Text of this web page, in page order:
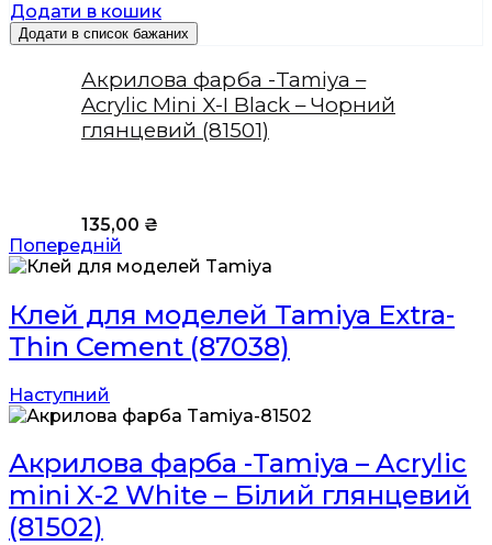
Додати в кошик
Додати в список бажаних
Акрилова фарба -Tamiya –
Acrylic Mini X-I Black – Чорний
глянцевий (81501)
135,00 ₴
Попередній
Клей для моделей Tamiya Extra-
Thin Cement (87038)
Наступний
Акрилова фарба -Tamiya – Acrylic
mini X-2 White – Білий глянцевий
(81502)